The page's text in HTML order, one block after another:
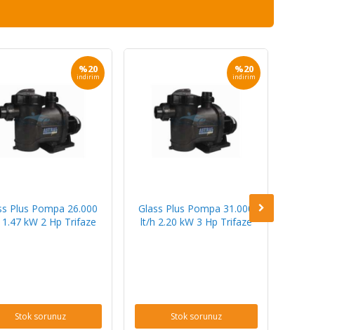
%20
indirim
Plus Pompa 26.000
kW 2 Hp Trifaze
Stok sorunuz
%20
indirim
Glass Plus Pompa 31.000
lt/h 2.20 kW 3 Hp Trifaze
Stok sorunuz